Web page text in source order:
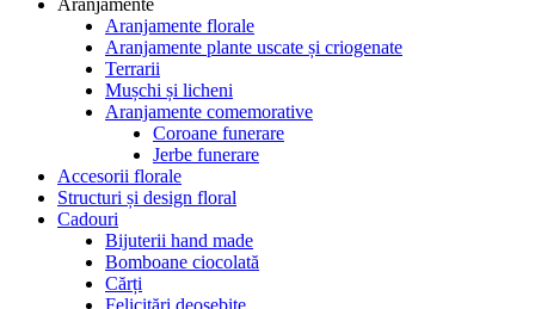
Aranjamente florale
Aranjamente plante uscate și criogenate
Terrarii
Mușchi și licheni
Aranjamente comemorative
Coroane funerare
Jerbe funerare
Accesorii florale
Structuri și design floral
Cadouri
Bijuterii hand made
Bomboane ciocolată
Cărți
Felicitări deosebite